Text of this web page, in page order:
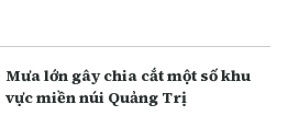
Mưa lớn gây chia cắt một số khu
vực miền núi Quảng Trị